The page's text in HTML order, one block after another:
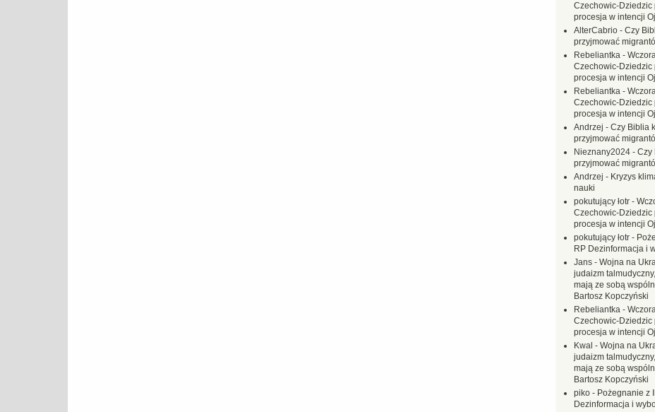
Czechowic-Dziedzic
procesja w intencji
AlterCabrio - Czy
przyjmować
Rebeliantka -
Czechowic-Dziedzic
procesja w intencji
Rebeliantka -
Czechowic-Dziedzic
procesja w intencji
Andrzej - Czy Biblia
przyjmować
Nieznany2024 - Czy
przyjmować
Andrzej - Kryzys
nauki
pokutujący łotr -
Czechowic-Dziedzic
procesja w intencji
pokutujący łotr -
RP Dezinformacja i
Jans - Wojna na
judaizm
mają ze sobą
Bartosz Kopczyński
Rebeliantka -
Czechowic-Dziedzic
procesja w intencji
Kwal - Wojna na
judaizm
mają ze sobą
Bartosz Kopczyński
piko - Pożegnanie z
Dezinformacja i